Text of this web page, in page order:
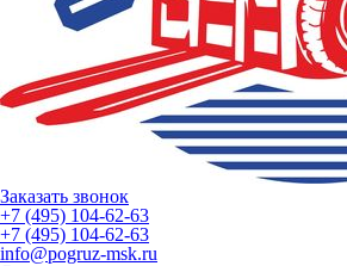
Заказать звонок
+7 (495) 104-62-63
+7 (495) 104-62-63
info@pogruz-msk.ru